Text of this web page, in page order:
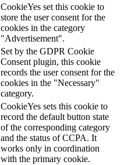
CookieYes set this cookie to
store the user consent for the
cookies in the category
"Advertisement".
Set by the GDPR Cookie
Consent plugin, this cookie
records the user consent for the
cookies in the "Necessary"
category.
CookieYes sets this cookie to
record the default button state
of the corresponding category
and the status of CCPA. It
works only in coordination
with the primary cookie.